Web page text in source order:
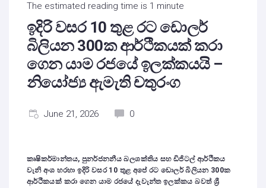
The estimated reading time is 1 minute
ඉදිරි වසර 10 තුළ රට ඩොලර්
බිලියන 300ක ආර්ථිකයක් කරා
ගෙන යාම රජයේ ඉලක්කයයි –
නියෝජ්‍ය ඇමැති චතුරංග
June 21, 2026 0
කෘෂිකර්මාන්තය, පුනර්ජනනීය බලශක්තිය සහ ඩිජිටල් ආර්ථිකය
වැනි අංශ හරහා ඉදිරි වසර 10 තුළ අපේ රට ඩොලර් බිලියන 300ක
ආර්ථිකයක් කරා ගෙන යාම රජයේ දැවැන්ත ඉලක්කය බවත් ශ්‍රී